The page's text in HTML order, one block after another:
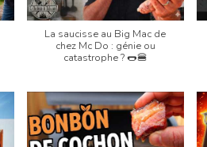
La saucisse au Big Mac de
chez Mc Do : génie ou
catastrophe ? 🌭🍔